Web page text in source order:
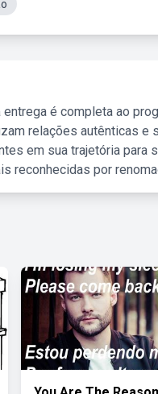
entrega é completa ao
relações autênticas e
em sua trajetória para
reconhecidas por